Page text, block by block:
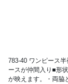
783-40 ワンピース
ースが仲間入り■形
が映えます。・両脇